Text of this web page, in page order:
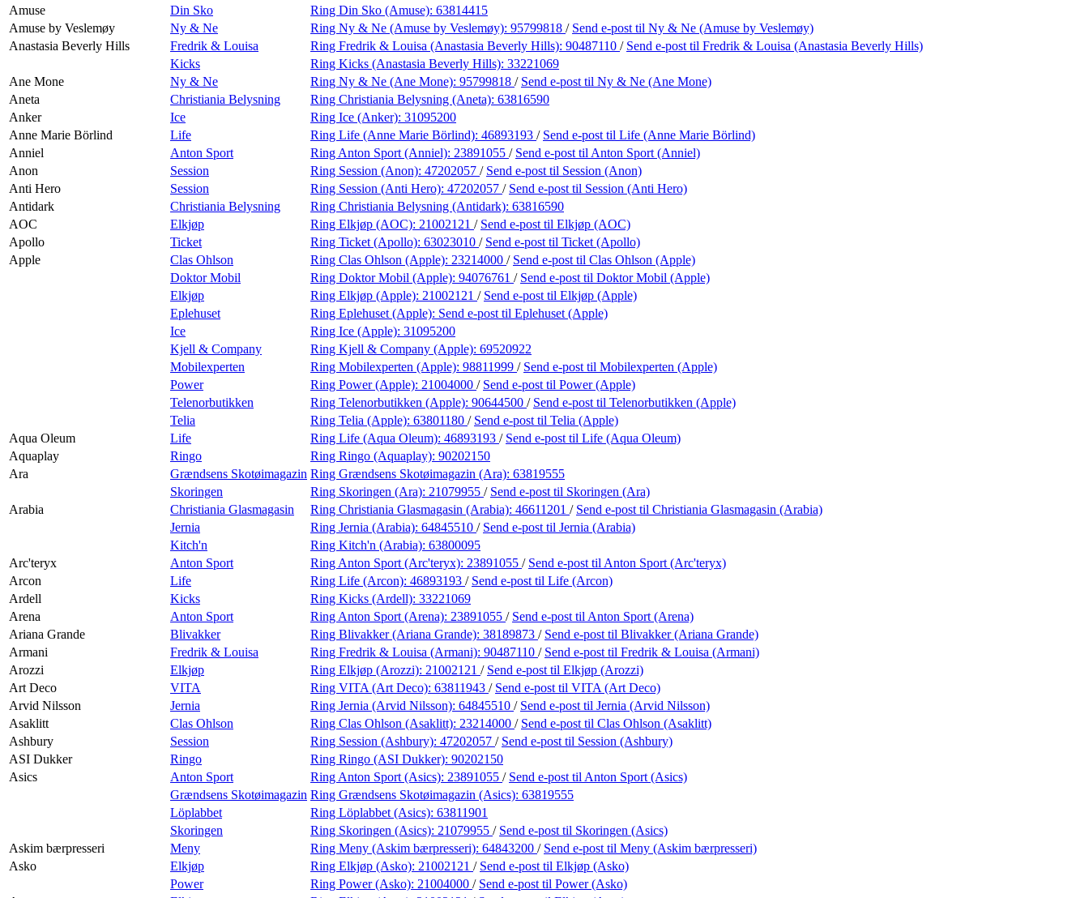
Amuse
Din Sko Ring Din Sko (Amuse): 63814415
Amuse by Veslemøy
Ny & Ne Ring Ny & Ne (Amuse by Veslemøy): 95799818 / Send e-post til Ny & Ne (Amuse by Veslemøy)
Anastasia Beverly Hills
Fredrik & Louisa Ring Fredrik & Louisa (Anastasia Beverly Hills): 90487110 / Send e-post til Fredrik & Louisa (Anastasia Beverly Hills)
Kicks
Ring Kicks (Anastasia Beverly Hills): 33221069
Ane Mone
Ny & Ne Ring Ny & Ne (Ane Mone): 95799818 / Send e-post til Ny & Ne (Ane Mone)
Aneta
Christiania Belysning Ring Christiania Belysning (Aneta): 63816590
Anker
Ice Ring Ice (Anker): 31095200
Anne Marie Börlind
Life Ring Life (Anne Marie Börlind): 46893193 / Send e-post til Life (Anne Marie Börlind)
Anniel
Anton Sport Ring Anton Sport (Anniel): 23891055 / Send e-post til Anton Sport (Anniel)
Anon
Session Ring Session (Anon): 47202057 / Send e-post til Session (Anon)
Anti Hero
Session Ring Session (Anti Hero): 47202057 / Send e-post til Session (Anti Hero)
Antidark
Christiania Belysning Ring Christiania Belysning (Antidark): 63816590
AOC
Elkjøp Ring Elkjøp (AOC): 21002121 / Send e-post til Elkjøp (AOC)
Apollo
Ticket Ring Ticket (Apollo): 63023010 / Send e-post til Ticket (Apollo)
Apple
Clas Ohlson Ring Clas Ohlson (Apple): 23214000 / Send e-post til Clas Ohlson (Apple)
Doktor Mobil
Ring Doktor Mobil (Apple): 94076761 / Send e-post til Doktor Mobil (Apple)
Elkjøp
Ring Elkjøp (Apple): 21002121 / Send e-post til Elkjøp (Apple)
Eplehuset
Ring Eplehuset (Apple): Send e-post til Eplehuset (Apple)
Ice
Ring Ice (Apple): 31095200
Kjell & Company
Ring Kjell & Company (Apple): 69520922
Mobilexperten
Ring Mobilexperten (Apple): 98811999 / Send e-post til Mobilexperten (Apple)
Power
Ring Power (Apple): 21004000 / Send e-post til Power (Apple)
Telenorbutikken
Ring Telenorbutikken (Apple): 90644500 / Send e-post til Telenorbutikken (Apple)
Telia
Ring Telia (Apple): 63801180 / Send e-post til Telia (Apple)
Aqua Oleum
Life Ring Life (Aqua Oleum): 46893193 / Send e-post til Life (Aqua Oleum)
Aquaplay
Ringo Ring Ringo (Aquaplay): 90202150
Ara
Grændsens Skotøimagazin Ring Grændsens Skotøimagazin (Ara): 63819555
Skoringen
Ring Skoringen (Ara): 21079955 / Send e-post til Skoringen (Ara)
Arabia
Christiania Glasmagasin Ring Christiania Glasmagasin (Arabia): 46611201 / Send e-post til Christiania Glasmagasin (Arabia)
Jernia
Ring Jernia (Arabia): 64845510 / Send e-post til Jernia (Arabia)
Kitch'n
Ring Kitch'n (Arabia): 63800095
Arc'teryx
Anton Sport Ring Anton Sport (Arc'teryx): 23891055 / Send e-post til Anton Sport (Arc'teryx)
Arcon
Life Ring Life (Arcon): 46893193 / Send e-post til Life (Arcon)
Ardell
Kicks Ring Kicks (Ardell): 33221069
Arena
Anton Sport Ring Anton Sport (Arena): 23891055 / Send e-post til Anton Sport (Arena)
Ariana Grande
Blivakker Ring Blivakker (Ariana Grande): 38189873 / Send e-post til Blivakker (Ariana Grande)
Armani
Fredrik & Louisa Ring Fredrik & Louisa (Armani): 90487110 / Send e-post til Fredrik & Louisa (Armani)
Arozzi
Elkjøp Ring Elkjøp (Arozzi): 21002121 / Send e-post til Elkjøp (Arozzi)
Art Deco
VITA Ring VITA (Art Deco): 63811943 / Send e-post til VITA (Art Deco)
Arvid Nilsson
Jernia Ring Jernia (Arvid Nilsson): 64845510 / Send e-post til Jernia (Arvid Nilsson)
Asaklitt
Clas Ohlson Ring Clas Ohlson (Asaklitt): 23214000 / Send e-post til Clas Ohlson (Asaklitt)
Ashbury
Session Ring Session (Ashbury): 47202057 / Send e-post til Session (Ashbury)
ASI Dukker
Ringo Ring Ringo (ASI Dukker): 90202150
Asics
Anton Sport Ring Anton Sport (Asics): 23891055 / Send e-post til Anton Sport (Asics)
Grændsens Skotøimagazin Ring Grændsens Skotøimagazin (Asics): 63819555
Löplabbet
Ring Löplabbet (Asics): 63811901
Skoringen
Ring Skoringen (Asics): 21079955 / Send e-post til Skoringen (Asics)
Askim bærpresseri
Meny Ring Meny (Askim bærpresseri): 64843200 / Send e-post til Meny (Askim bærpresseri)
Asko
Elkjøp Ring Elkjøp (Asko): 21002121 / Send e-post til Elkjøp (Asko)
Power
Ring Power (Asko): 21004000 / Send e-post til Power (Asko)